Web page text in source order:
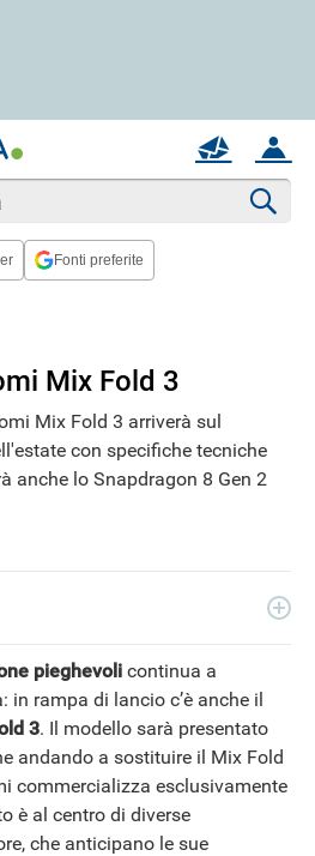
ACCOUNT
MAIL
Fonti preferite
Mix Fold 3
Mix Fold 3 arriverà sul
con specifiche tecniche
anche lo Snapdragon 8 Gen 2
si occupa principalmente di tecnologia,
Appassionato di viaggi, vive tra
pieghevoli continua a
in rampa di lancio c’è anche il
3. Il modello sarà presentato
andando a sostituire il Mix Fold
commercializza esclusivamente
è al centro di diverse
che anticipano le sue